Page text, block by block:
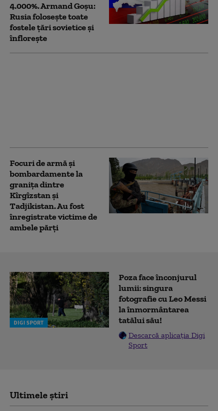
4.000%. Armand Goșu:
Rusia folosește toate
fostele țări sovietice și
înflorește
Focuri de armă și
bombardamente la
granița dintre
Kîrgîzstan și
Tadjikistan. Au fost
înregistrate victime de
ambele părți
DIGI SPORT
Poza face înconjurul
lumii: singura
fotografie cu Leo Messi
la înmormântarea
tatălui său!
Descarcă aplicația Digi
Sport
Ultimele știri